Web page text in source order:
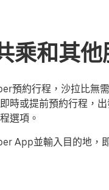
乘和其
預約行程，沙拉比無
時或提前預約行程，
選項。
App並輸入目的地，